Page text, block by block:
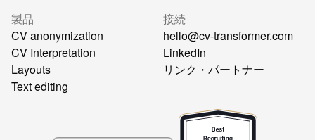
製品
CV anonymization
CV Interpretation
Layouts
Text editing
接続
hello@cv-transformer.com
LinkedIn
リンク・パートナー